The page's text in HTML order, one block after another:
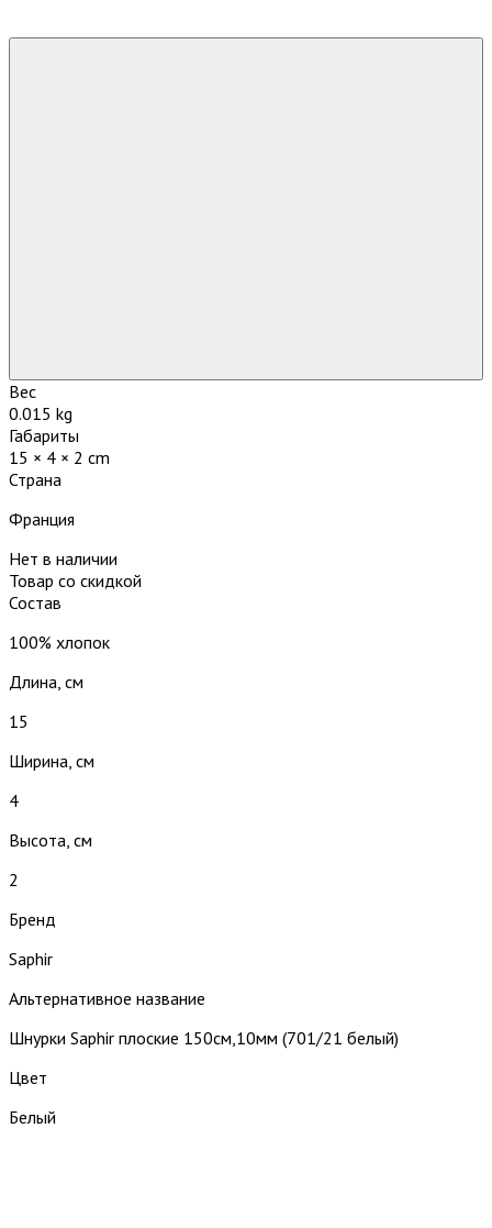
Вес
0.015 kg
Габариты
15 × 4 × 2 cm
Страна
Франция
Нет в наличии
Товар со скидкой
Состав
100% хлопок
Длина, см
15
Ширина, см
4
Высота, см
2
Бренд
Saphir
Альтернативное название
Шнурки Saphir плоские 150см,10мм (701/21 белый)
Цвет
Белый